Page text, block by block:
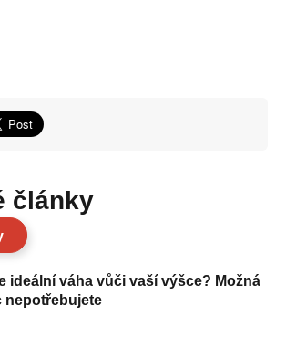
články
ideální váha vůči vaší výšce? Možná
nepotřebujete